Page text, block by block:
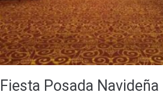
Fiesta Posada